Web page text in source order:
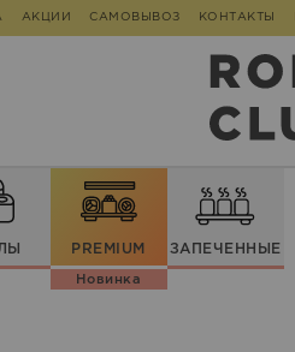
АКЦИИ САМОВЫВОЗ КОНТАКТЫ
PREMIUM
Новинка
ЗАПЕЧЕННЫЕ